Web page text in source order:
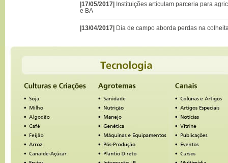
|17/05/2017| Instituições articulam parceria para
e BA
|13/04/2017| Dia de campo aborda perdas na